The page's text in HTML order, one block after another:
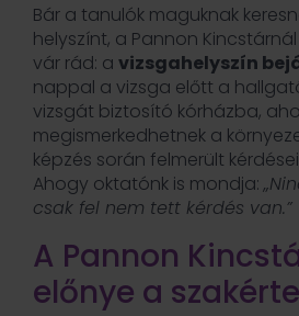
Bár a tanulók maguknak
helyszínt, a Pannon
vár rád: a vizsgahelyszín
nappal a vizsga előtt a
vizsgát biztosító kórházba,
megismerkedhetnek a
képzés során felmerült
Ahogy oktatónk is mondja:
csak fel nem tett kérdés van.”
A Pannon
előnye a